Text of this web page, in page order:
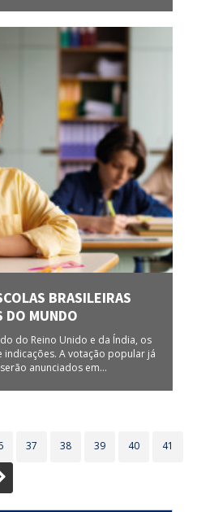
BRASILEIRAS
DO MUNDO
do Reino Unido e da Índia, os
A votação popular já
anunciados em...
37 38 39 40 41